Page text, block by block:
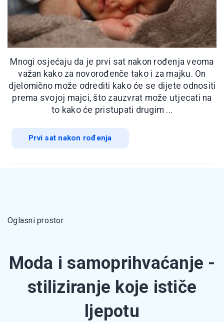
Mnogi osjećaju da je prvi sat nakon rođenja veoma
važan kako za novorođenče tako i za majku. On
djelomično može odrediti kako će se dijete odnositi
prema svojoj majci, što zauzvrat može utjecati na
to kako će pristupati drugim ...
Prvi sat nakon rođenja
Oglasni prostor
Moda i samoprihvaćanje -
stiliziranje koje ističe
ljepotu